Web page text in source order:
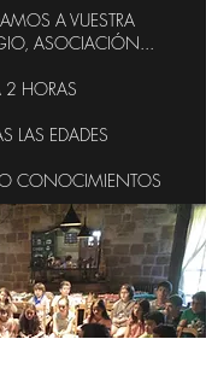
A VUESTRA
ASOCIACIÓN...
2 HORAS
LAS EDADES
CONOCIMIENTOS